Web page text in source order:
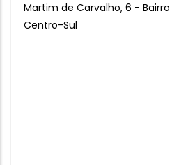
Martim de Carvalho, 6 -
Centro-Sul